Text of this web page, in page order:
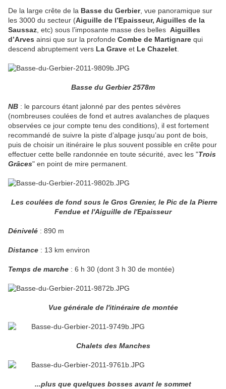
De la large crête de la Basse du Gerbier, vue panoramique sur
les 3000 du secteur (Aiguille de l’Epaisseur, Aiguilles de la
Saussaz , etc) sous l’imposante masse des belles Aiguilles
d’Arves ainsi que sur la profonde Combe de Martignare qui
descend abruptement vers La Grave et Le Chazelet
Basse du Gerbier 2578m
NB : le parcours étant jalonné par des pentes sévères
(nombreuses coulées de fond et autres avalanches de plaques
observées ce jour compte tenu des conditions), il est fortement
recommandé de suivre la piste d’alpage jusqu’au pont de bois,
puis de choisir un itinéraire le plus souvent possible en crête pour
effectuer cette belle randonnée en toute sécurité, avec les "Trois
Grâces" en point de mire permanent.
Les coulées de fond sous le Gros Grenier, le Pic de la Pierre
Fendue et l'Aiguille de l'Epaisseur
Dénivelé : 890 m
Distance : 13 km environ
Temps de marche : 6 h 30 (dont 3 h 30 de montée)
Vue générale de l'itinéraire de montée
Chalets des Manches
...plus que quelques bosses avant le sommet